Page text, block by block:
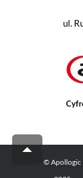
ul.
© Apollogic